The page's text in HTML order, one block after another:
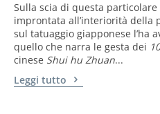
Sulla scia di questa
improntata all’interiorità della
sul tatuaggio giapponese l’ha
quello che narra le gesta dei
cinese Shui hu Zhuan...
Leggi tutto